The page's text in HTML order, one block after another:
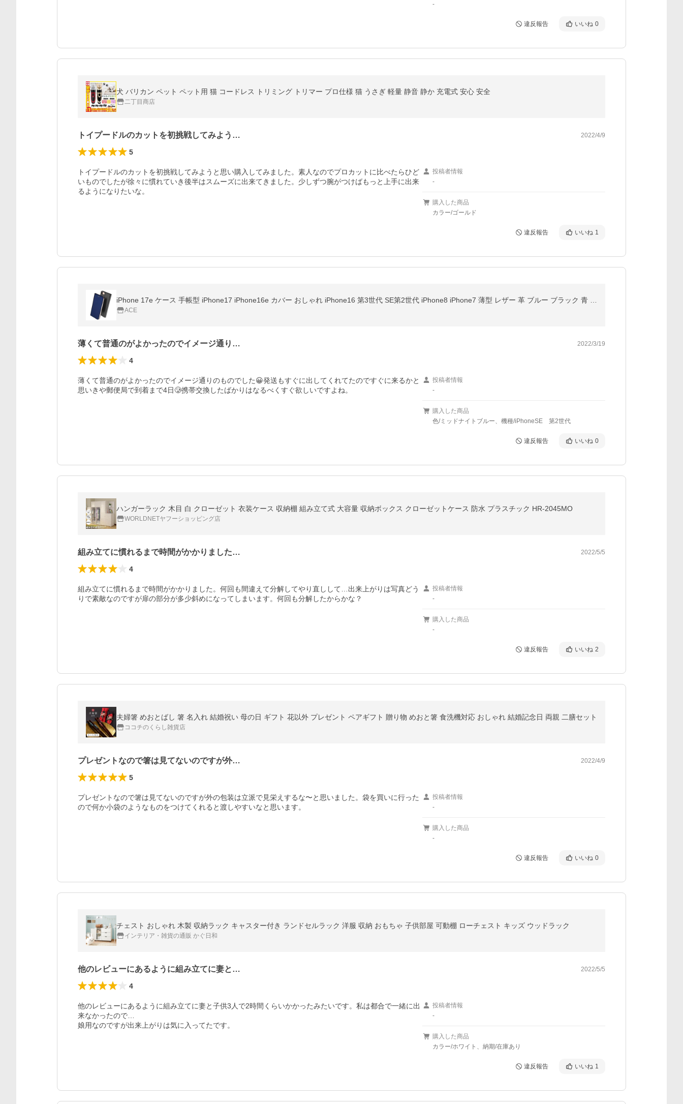
-
違反報告 いいね 0
犬 バリカン ペット ペット用 猫 コードレス トリミング トリマー プロ仕様 猫 うさぎ 軽量 静音 静か 充電式 安心 安全
二丁目商店
トイプードルのカットを初挑戦してみよう… 2022/4/9
5
トイプードルのカットを初挑戦してみようと思い購入してみました。素人なのでプロカットに比べたらひど
いものでしたが徐々に慣れていき後半はスムーズに出来てきました。少しずつ腕がつけばもっと上手に出来
るようになりたいな。
投稿者情報
-
購入した商品
カラー/ゴールド
違反報告 いいね 1
ACE
薄くて普通のがよかったのでイメージ通り… 2022/3/19
4
薄くて普通のがよかったのでイメージ通りのものでした😀発送もすぐに出してくれてたのですぐに来るかと
思いきや郵便局で到着まで4日🥲携帯交換したばかりはなるべくすぐ欲しいですよね。
投稿者情報
-
購入した商品
色/ミッドナイトブルー、機種/iPhoneSE 第2世代
違反報告 いいね 0
ハンガーラック 木目 白 クローゼット 衣装ケース 収納棚 組み立て式 大容量 収納ボックス クローゼットケース 防水 プラスチック HR-2045MO
WORLDNETヤフーショッピング店
組み立てに慣れるまで時間がかかりました… 2022/5/5
4
組み立てに慣れるまで時間がかかりました。何回も間違えて分解してやり直しして…出来上がりは写真どう
投稿者情報
-
購入した商品
-
違反報告 いいね 2
夫婦箸 めおとばし 箸 名入れ 結婚祝い 母の日 ギフト 花以外 プレゼント ペアギフト 贈り物 めおと箸 食洗機対応 おしゃれ 結婚記念日 両親 二膳セット
ココチのくらし雑貨店
プレゼントなので箸は見てないのですが外… 2022/4/9
5
プレゼントなので箸は見てないのですが外の包装は立派で見栄えするな〜と思いました。袋を買いに行った
ので何か小袋のようなものをつけてくれると渡しやすいなと思います。
投稿者情報
-
購入した商品
-
違反報告 いいね 0
チェスト おしゃれ 木製 収納ラック キャスター付き ランドセルラック 洋服 収納 おもちゃ 子供部屋 可動棚 ローチェスト キッズ ウッドラック
インテリア・雑貨の通販 かぐ日和
他のレビューにあるように組み立てに妻と… 2022/5/5
4
他のレビューにあるように組み立てに妻と子供3人で2時間くらいかかったみたいです。私は都合で一緒に出
来なかったので…
娘用なのですが出来上がりは気に入ってたです。
投稿者情報
-
購入した商品
カラー/ホワイト、納期/在庫あり
違反報告 いいね 1